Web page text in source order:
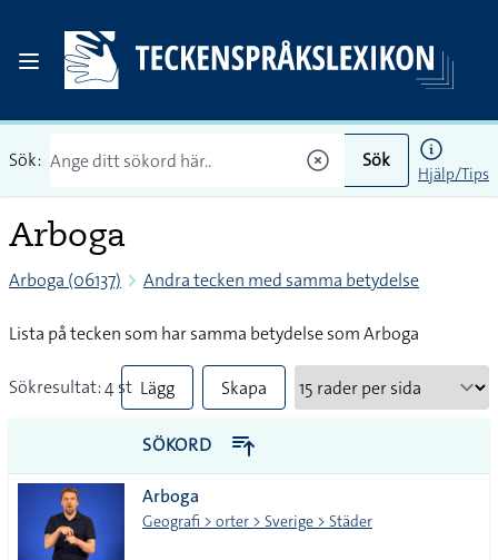
Sök: Sök
Hjälp/Tips
Arboga
Arboga (06137) Andra tecken med samma betydelse
Lista på tecken som har samma betydelse som Arboga
Sökresultat: 4 st Lägg
till
alla i
lista
Skapa
PDF
SÖKORD
Arboga
Geografi > orter > Sverige > Städer